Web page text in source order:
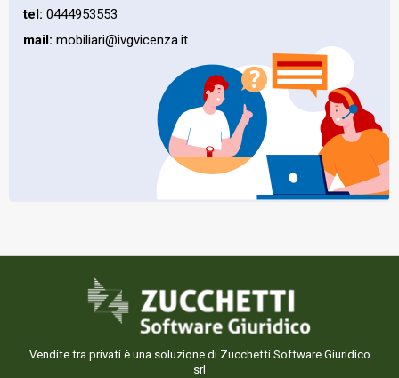
tel: 0444953553
mail: mobiliari@ivgvicenza.it
Vendite tra privati è una soluzione di Zucchetti Software Giuridico
srl